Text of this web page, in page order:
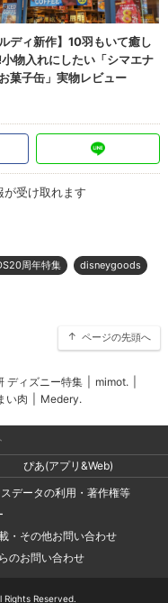
が受け取れます
周年特集 disneygoods
ページの先頭へ
ディズニー特集 mimot.
い肉 Medery.
ぴあ(アプリ&Web)
データの利用・著作権等
・その他お問い合わせ
のお問い合わせ
Reserved.